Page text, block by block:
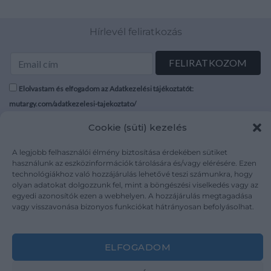
Cookie (süti) kezelés
A legjobb felhasználói élmény biztosítása érdekében sütiket
használunk az eszközinformációk tárolására és/vagy elérésére. Ezen
technológiákhoz való hozzájárulás lehetővé teszi számunkra, hogy
olyan adatokat dolgozzunk fel, mint a böngészési viselkedés vagy az
egyedi azonosítók ezen a webhelyen. A hozzájárulás megtagadása
vagy visszavonása bizonyos funkciókat hátrányosan befolyásolhat.
ELFOGADOM
Hírlevél feliratkozás
Elolvastam és elfogadom az Adatkezelési tájékoztatót:
mutargy.com/adatkezelesi-tajekoztato/
Médiaajánlat
Karrier
Kapcsolat
Áraink
ÁSZF
Adatvédelem
Impresszum